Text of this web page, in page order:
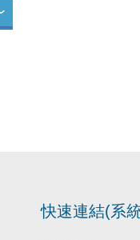
快速連結(系